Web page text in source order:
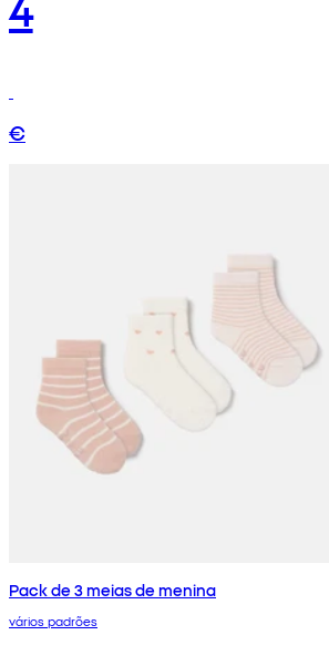
€
Pack de 3 meias de menina
vários padrões